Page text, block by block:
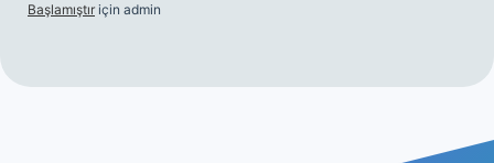
Başlamıştır için admin